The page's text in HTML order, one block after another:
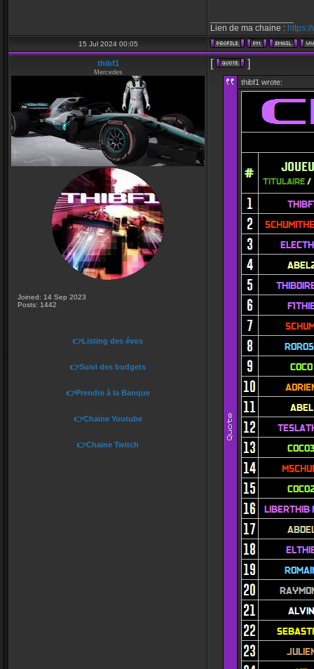
Lien de ma chaine :
15 Jul 2024 00:05
thibf1
Mercedes
Joined: 14 Sep 2023
Posts: 1442
👉Listing des évos
👉Suivi des budgets
👉Prendre à la Banque
👉Chaine Youtube
👉Chaine Twitch
[ ]
thibf1 wrote: